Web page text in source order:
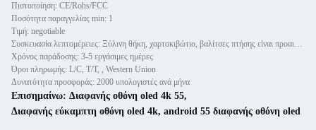
Πιστοποίηση: CE/Rohs/FCC
Ποσότητα παραγγελίας min: 1
Τιμή: negotiable
Συσκευασία λεπτομέρειες: Ξύλινη θήκη, χαρτοκιβώτιο, βαλίτσες πτήσης είναι προαιρετικά
Χρόνος παράδοσης: 3-5 εργάσιμες ημέρες
Όροι πληρωμής: L/C, T/T, , Western Union
Δυνατότητα προσφοράς: 2000 υπολογιστές ανά μήνα
Επισημαίνω: Διαφανής οθόνη oled 4k 55,
Διαφανής εύκαμπτη οθόνη oled 4k, android 55 διαφανής οθόνη oled